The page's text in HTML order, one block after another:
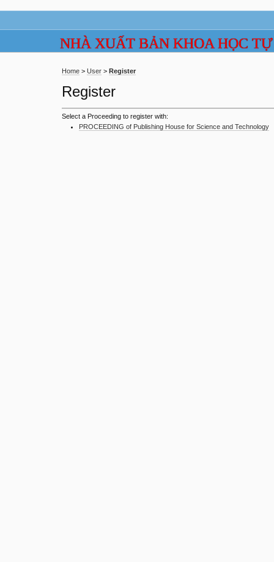
NHÀ XUẤT BẢN KHOA HỌC
Home> User> Register
Register
Select a Proceeding to register with:
PROCEEDING of Publishing House for Science and Technology